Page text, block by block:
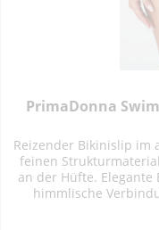
PrimaDonna
Reizender Bikinislip im
feinen
an der Hüfte. Elegante
himmlische